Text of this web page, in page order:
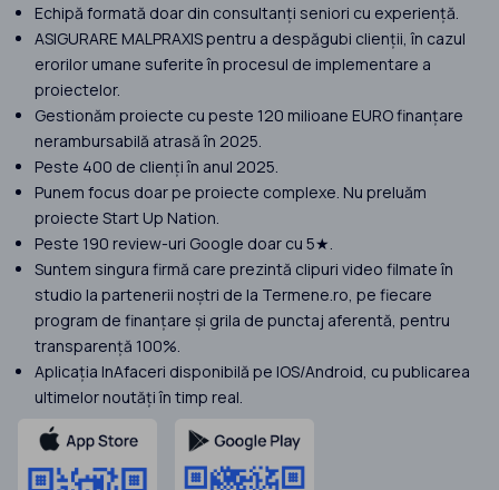
Echipă formată doar din consultanți seniori cu experiență.
ASIGURARE MALPRAXIS pentru a despăgubi clienții, în cazul
erorilor umane suferite în procesul de implementare a
proiectelor.
Gestionăm proiecte cu peste 120 milioane EURO finanțare
nerambursabilă atrasă în 2025.
Peste 400 de clienți în anul 2025.
Punem focus doar pe proiecte complexe. Nu preluăm
proiecte Start Up Nation.
Peste 190 review-uri Google doar cu 5★.
Suntem singura firmă care prezintă clipuri video filmate în
studio la partenerii noștri de la Termene.ro, pe fiecare
program de finanțare și grila de punctaj aferentă, pentru
transparență 100%.
Aplicația InAfaceri disponibilă pe IOS/Android, cu publicarea
ultimelor noutăți în timp real.